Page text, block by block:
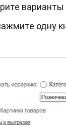
одну